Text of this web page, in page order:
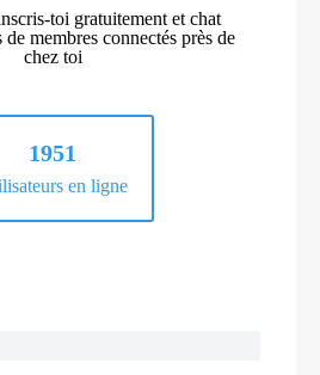
toi gratuitement et chat
membres connectés près de
chez toi
1951
en ligne